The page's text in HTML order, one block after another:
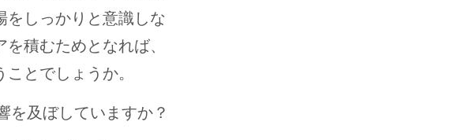
をしっかりと意識しな
積むためとなれば、
とでしょうか。
を及ぼしていますか？